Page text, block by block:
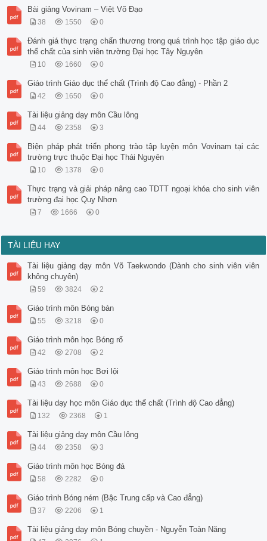
Bài giảng Vovinam – Việt Võ Đạo
38 1550 0
Đánh giá thực trạng chấn thương trong quá trình học tập giáo dục
thể chất của sinh viên trường Đại học Tây Nguyên
10 1660 0
Giáo trình Giáo dục thể chất (Trình độ Cao đẳng) - Phần 2
42 1650 0
Tài liệu giảng dạy môn Cầu lông
44 2358 3
Biện pháp phát triển phong trào tập luyện môn Vovinam tại các
trường trực thuộc Đại học Thái Nguyên
10 1378 0
Thực trạng và giải pháp nâng cao TDTT ngoại khóa cho sinh viên
trường đại học Quy Nhơn
7 1666 0
TÀI LIỆU HAY
Tài liệu giảng dạy môn Võ Taekwondo (Dành cho sinh viên viên
không chuyên)
59 3824 2
Giáo trình môn Bóng bàn
55 3218 0
Giáo trình môn học Bóng rổ
42 2708 2
Giáo trình môn học Bơi lội
43 2688 0
Tài liệu dạy học môn Giáo dục thể chất (Trình độ Cao đẳng)
132 2368 1
Tài liệu giảng dạy môn Cầu lông
44 2358 3
Giáo trình môn học Bóng đá
58 2282 0
Giáo trình Bóng ném (Bậc Trung cấp và Cao đẳng)
37 2206 1
Tài liệu giảng dạy môn Bóng chuyền - Nguyễn Toàn Năng